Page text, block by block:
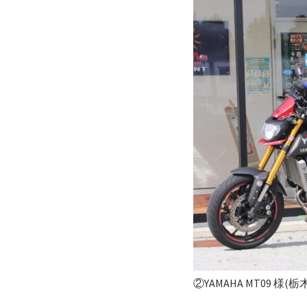
②YAMAHA MT09 様(栃